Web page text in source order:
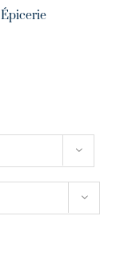
Épicerie